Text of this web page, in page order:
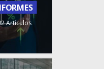
Artículos